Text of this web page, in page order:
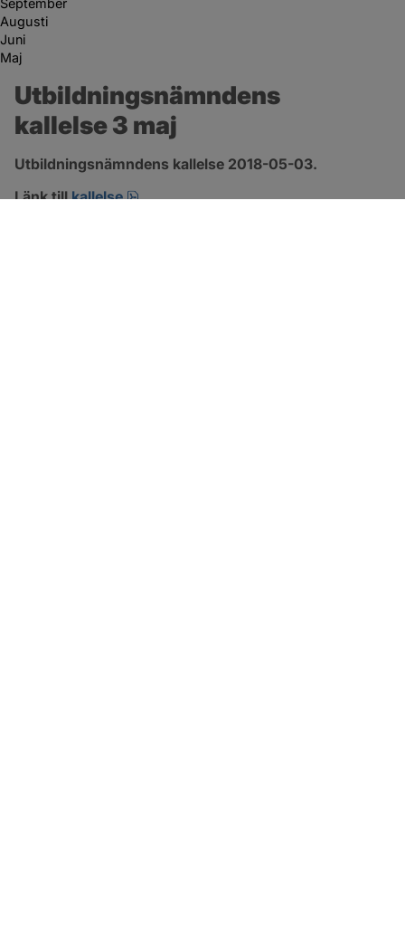
Augusti
Juni
Maj
Utbildningsnämndens
kallelse 3 maj
Utbildningsnämndens kallelse 2018-05-03.
Länk till kallelse pdf.